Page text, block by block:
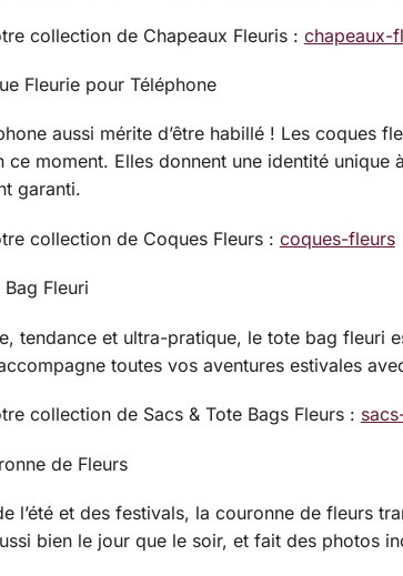
collection de Chapeaux Fleuris : chapeaux-
Fleurie pour Téléphone
aussi mérite d’être habillé ! Les coques
ce moment. Elles donnent une identité unique
garanti.
collection de Coques Fleurs : coques-fleurs
Fleuri
tendance et ultra-pratique, le tote bag fleuri
toutes vos aventures estivales
collection de Sacs & Tote Bags Fleurs :
de Fleurs
l’été et des festivals, la couronne de fleurs
bien le jour que le soir, et fait des photos